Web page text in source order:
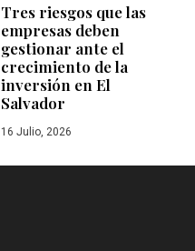
Tres riesgos que las
empresas deben
gestionar ante el
crecimiento de la
inversión en El
Salvador
16 Julio, 2026